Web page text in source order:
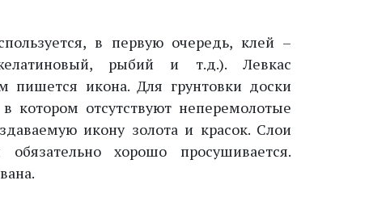
в первую очередь, клей –
рыбий и т.д.). Левкас
пишется икона. Для грунтовки доски
отсутствуют неперемолотые
икону золота и красок. Слои
хорошо просушивается.